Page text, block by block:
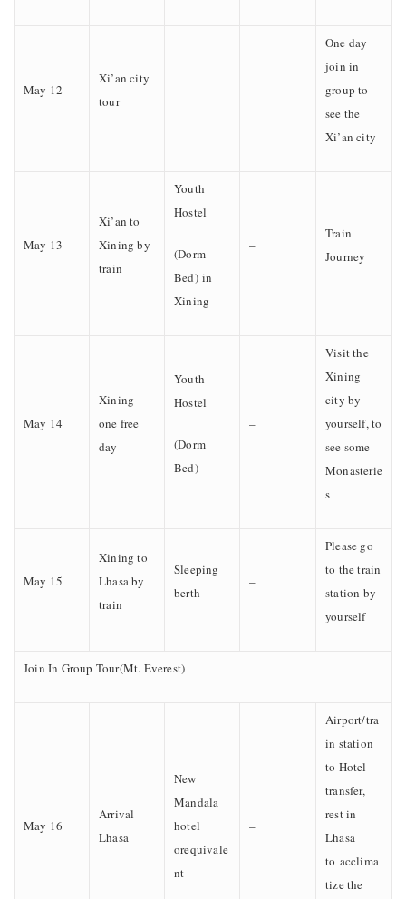
May 12
Xi’an city
tour
–
One day
join in
group to
see the
Xi’an city
May 13
Xi’an to
Xining by
train
Youth
Hostel
(Dorm
Bed) in
Xining
–
Train
Journey
May 14
Xining
one free
day
Youth
Hostel
(Dorm
Bed)
–
Visit the
Xining
city by
yourself, to
see some
Monasterie
s
May 15
Xining to
Lhasa by
train
Sleeping
berth
–
Please go
to the train
station by
yourself
Join In Group Tour(Mt. Everest)
May 16
Arrival
Lhasa
New
Mandala
hotel
orequivale
nt
–
Airport/tra
in station
to Hotel
transfer,
rest in
Lhasa
to acclima
tize the